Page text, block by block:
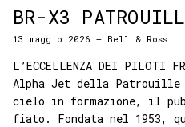
BR-X3
13 maggio 2026 — Bell & Ross
L’ECCELLENZA DEI PILOTI
Alpha Jet della Patrouille
cielo in formazione, il
fiato. Fondata nel 1953,